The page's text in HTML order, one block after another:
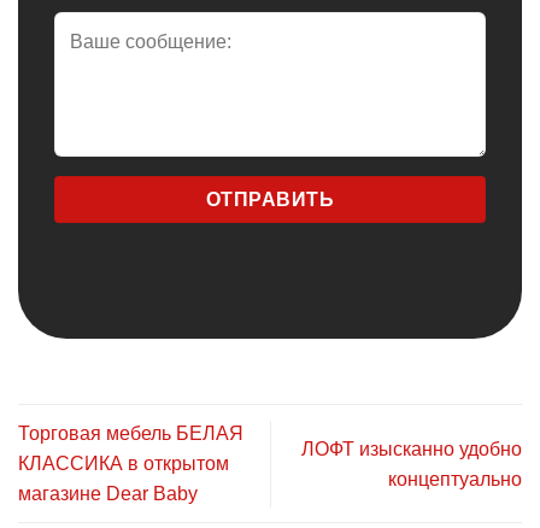
Торговая мебель БЕЛАЯ
КЛАССИКА в открытом
магазине Dear Baby
ЛОФТ изысканно удобно
концептуально